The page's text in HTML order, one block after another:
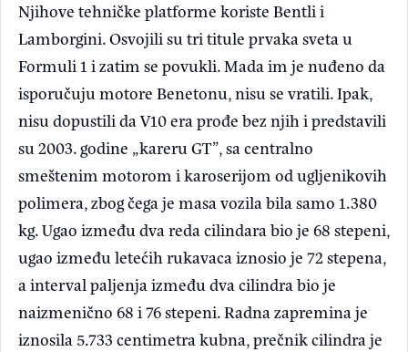
Njihove tehničke platforme koriste Bentli i
Lamborgini. Osvojili su tri titule prvaka sveta u
Formuli 1 i zatim se povukli. Mada im je nuđeno da
isporučuju motore Benetonu, nisu se vratili. Ipak,
nisu dopustili da V10 era prođe bez njih i predstavili
su 2003. godine „kareru GT”, sa centralno
smeštenim motorom i karoserijom od ugljenikovih
polimera, zbog čega je masa vozila bila samo 1.380
kg. Ugao između dva reda cilindara bio je 68 stepeni,
ugao između letećih rukavaca iznosio je 72 stepena,
a interval paljenja između dva cilindra bio je
naizmenično 68 i 76 stepeni. Radna zapremina je
iznosila 5.733 centimetra kubna, prečnik cilindra je